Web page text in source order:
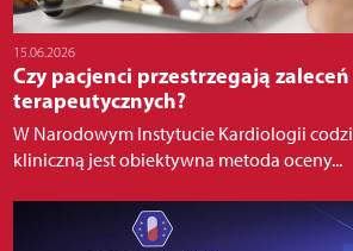
15.06.2026
Czy pacjenci przestrzegają zaleceń
terapeutycznych?
W Narodowym Instytucie Kardiologii
kliniczną jest obiektywna metoda oceny...